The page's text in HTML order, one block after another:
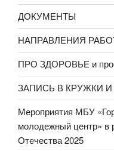
ДОКУМЕНТЫ
НАПРАВЛЕНИЯ
ПРО ЗДОРОВЬЕ и
ЗАПИСЬ В КРУЖКИ
Мероприятия МБУ
молодежный центр» в
Отечества 2025